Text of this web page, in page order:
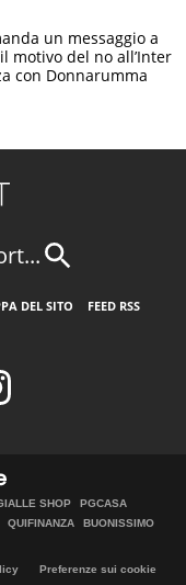
un messaggio a
motivo del no all’Inter
con Donnarumma
DEL SITO
FEED RSS
SHOP
PGCASA
QUIFINANZA
BUONISSIMO
Preferenze sui cookie